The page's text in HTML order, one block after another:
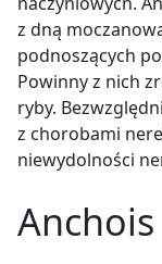
z dną
podnoszących
Powinny z nich
ryby.
z chorobami
niewydolności